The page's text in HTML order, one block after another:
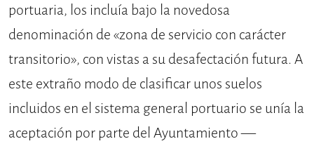
portuaria, los incluía bajo la novedosa
denominación de «zona de servicio con carácter
transitorio», con vistas a su desafectación futura. A
este extraño modo de clasificar unos suelos
incluidos en el sistema general portuario se unía la
aceptación por parte del Ayuntamiento —